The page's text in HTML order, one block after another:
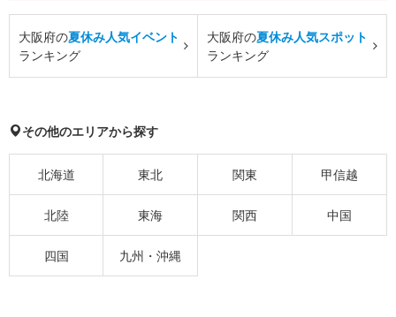
大阪府の夏休み人気イベント
ランキング
大阪府の夏休み人気スポット
ランキング
その他のエリアから探す
北海道 東北 関東 甲信越
北陸 東海 関西 中国
四国 九州・沖縄